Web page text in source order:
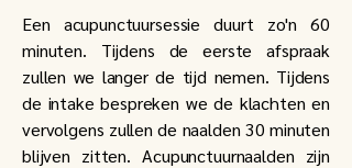
Een acupunctuursessie duurt zo'n 60
minuten. Tijdens de eerste afspraak
zullen we langer de tijd nemen. Tijdens
de intake bespreken we de klachten en
vervolgens zullen de naalden 30 minuten
blijven zitten. Acupunctuurnaalden zijn